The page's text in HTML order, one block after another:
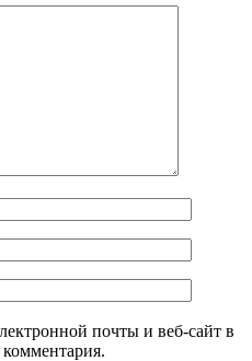
почты и веб-сайт в